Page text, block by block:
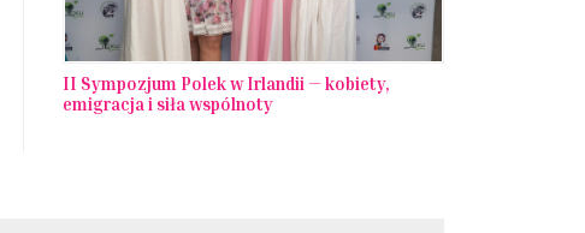
II Sympozjum Polek w Irlandii — kobiety,
emigracja i siła wspólnoty